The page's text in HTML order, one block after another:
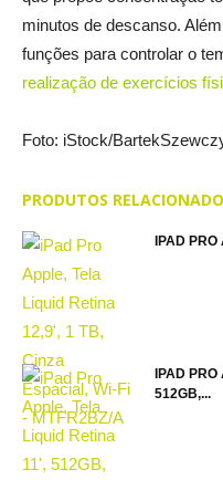
minutos de descanso.
funções para controlar o
realização de exercícios
Foto: iStock/
PRODUTOS
IPAD
IPAD
512GB,...